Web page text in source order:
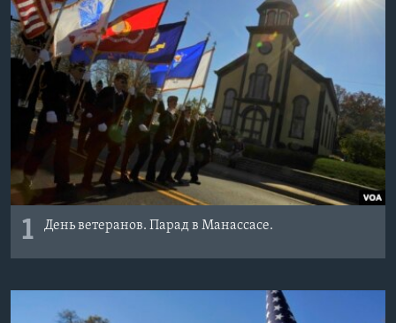
Learning English
СОЦИАЛЬНЫЕ СЕТИ
1 День ветеранов. Парад в Манассасе.